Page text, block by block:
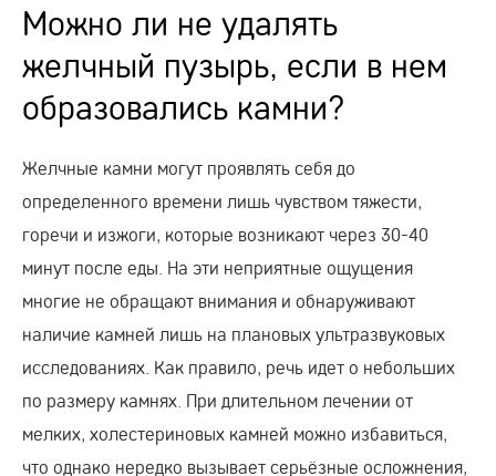
Можно ли не удалять
желчный пузырь, если в нем
образовались камни?
Желчные камни могут проявлять себя до
определенного времени лишь чувством тяжести,
горечи и изжоги, которые возникают через 30-40
минут после еды. На эти неприятные ощущения
многие не обращают внимания и обнаруживают
наличие камней лишь на плановых ультразвуковых
исследованиях. Как правило, речь идет о небольших
по размеру камнях. При длительном лечении от
мелких, холестериновых камней можно избавиться,
что однако нередко вызывает серьёзные осложнения,